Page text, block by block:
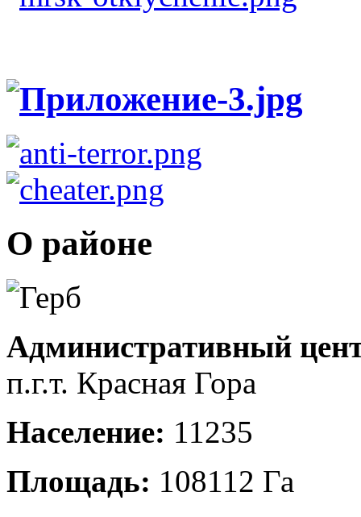
О районе
Административный
п.г.т. Красная Гора
Население: 11235
Площадь: 108112 Га